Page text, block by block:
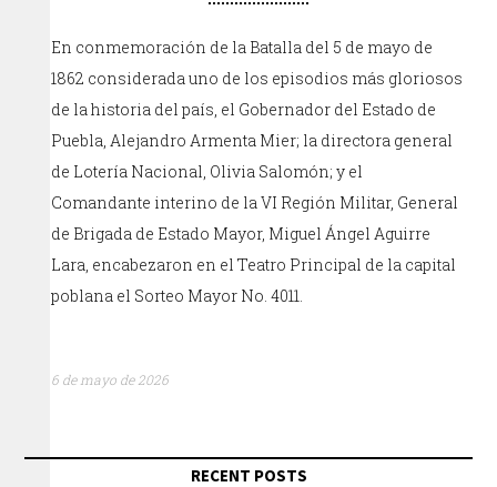
En conmemoración de la Batalla del 5 de mayo de
1862 considerada uno de los episodios más gloriosos
de la historia del país, el Gobernador del Estado de
Puebla, Alejandro Armenta Mier; la directora general
de Lotería Nacional, Olivia Salomón; y el
Comandante interino de la VI Región Militar, General
de Brigada de Estado Mayor, Miguel Ángel Aguirre
Lara, encabezaron en el Teatro Principal de la capital
poblana el Sorteo Mayor No. 4011.
6 de mayo de 2026
RECENT POSTS